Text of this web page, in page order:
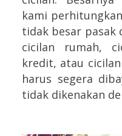
kami
tidak besar pasak
cicilan rumah,
kredit, atau
harus segera
tidak dikenakan